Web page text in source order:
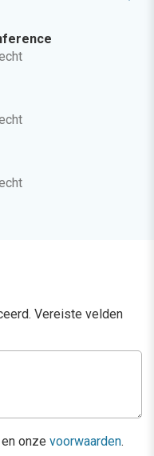
Vereiste velden
en onze voorwaarden.